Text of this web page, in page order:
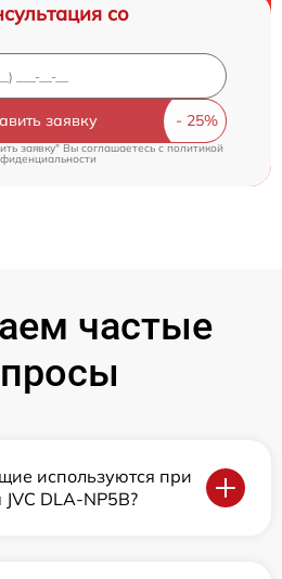
со
заявку
заявку" Вы соглашаетесь cполитикой
частые
используются при
DLA-NP5B?